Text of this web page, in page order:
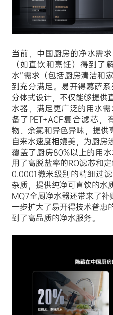
当前，中国厨房的净水需
（如直饮和烹饪）得到了
水”需求（包括厨房清洁和
到充分满足。易开得慕萨
分体式设计，不仅能够提供
水器，满足更广泛的用水
备了PET+ACF复合滤芯
物、余氯和异色异味，提
自来水速度相媲美，为厨房
覆盖了厨房80%以上的用
用了高脱盐率的RO滤芯和
0.0001微米级别的精细过
杂质，提供纯净可直饮的水
MQ7全厨净水器还带来了
一步扩大了易开得技术普惠
到了高品质的净水服务。